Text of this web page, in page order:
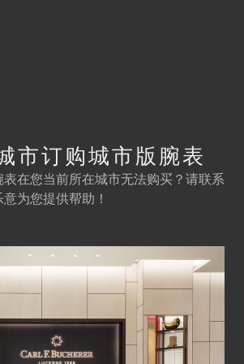
市订购城市版腕表
在您当前所在城市无法购买？请联系
为您提供帮助！